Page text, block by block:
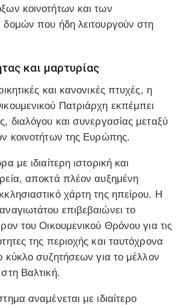
κοινοτήτων και των
δομών που ήδη λειτουργούν στη
και μαρτυρίας
και κανονικές πτυχές, η
Πατριάρχη εκπέμπει
διαλόγου και συνεργασίας μεταξύ
κοινοτήτων της Ευρώπης.
με ιδιαίτερη ιστορική και
αποκτά πλέον αυξημένη
χάρτη της ηπείρου. Η
επιβεβαιώνει το
του Οικουμενικού Θρόνου για τις
της περιοχής και ταυτόχρονα
κύκλο συζητήσεων για το μέλλον
Βαλτική.
αναμένεται με ιδιαίτερο